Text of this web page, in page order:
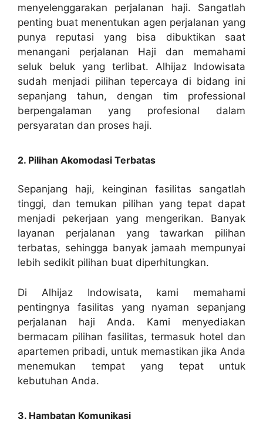
menyelenggarakan perjalanan haji. Sangatlah
penting buat menentukan agen perjalanan yang
punya reputasi yang bisa dibuktikan saat
menangani perjalanan Haji dan memahami
seluk beluk yang terlibat. Alhijaz Indowisata
sudah menjadi pilihan tepercaya di bidang ini
sepanjang tahun, dengan tim professional
berpengalaman yang profesional dalam
persyaratan dan proses haji.
2. Pilihan Akomodasi Terbatas
Sepanjang haji, keinginan fasilitas sangatlah
tinggi, dan temukan pilihan yang tepat dapat
menjadi pekerjaan yang mengerikan. Banyak
layanan perjalanan yang tawarkan pilihan
terbatas, sehingga banyak jamaah mempunyai
lebih sedikit pilihan buat diperhitungkan.
Di Alhijaz Indowisata, kami memahami
pentingnya fasilitas yang nyaman sepanjang
perjalanan haji Anda. Kami menyediakan
bermacam pilihan fasilitas, termasuk hotel dan
apartemen pribadi, untuk memastikan jika Anda
menemukan tempat yang tepat untuk
kebutuhan Anda.
3. Hambatan Komunikasi